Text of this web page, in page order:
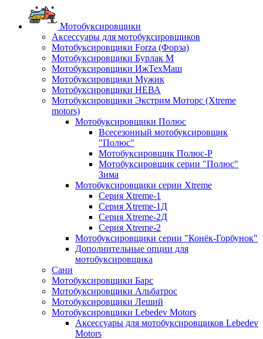
Мотобуксировщики
Аксессуары для мотобуксировщиков
Мотобуксировщики Forza (Форза)
Мотобуксировщики Бурлак М
Мотобуксировщики ИжТехМаш
Мотобуксировщики Мужик
Мотобуксировщики НЕВА
Мотобуксировщики Экстрим Моторс (Xtreme
motors)
Мотобуксировщики Полюс
Всесезонный мотобуксировщик
"Полюс"
Мотобуксировщик Полюс-Р
Мотобуксировщик серии "Полюс"
Зима
Мотобуксировщики серии Xtreme
Серия Xtreme-1
Серия Xtreme-1Д
Серия Xtreme-2Д
Серия Xtreme-2
Мотобуксировщики серии "Конёк-Горбунок"
Дополнительные опции для
мотобуксировщика
Сани
Мотобуксировщики Барс
Мотобуксировщики Альбатрос
Мотобуксировщики Леший
Мотобуксировщики Lebedev Motors
Аксессуары для мотобуксировщиков Lebedev
Motors